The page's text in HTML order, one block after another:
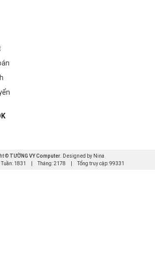
© TƯỜNG VY Computer. Designed by Nina
Tuần: 1831 Tháng: 2178 Tổng truy cập: 99331